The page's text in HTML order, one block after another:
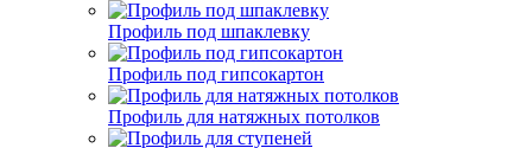
Профиль под шпаклевку
Профиль под гипсокартон
Профиль для натяжных потолков